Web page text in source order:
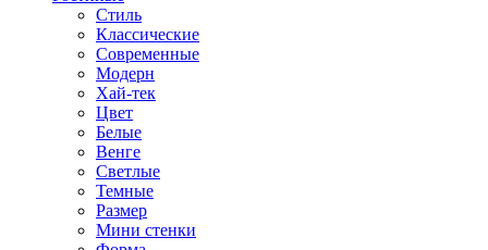
Стиль
Классические
Современные
Модерн
Хай-тек
Цвет
Белые
Венге
Светлые
Темные
Размер
Мини стенки